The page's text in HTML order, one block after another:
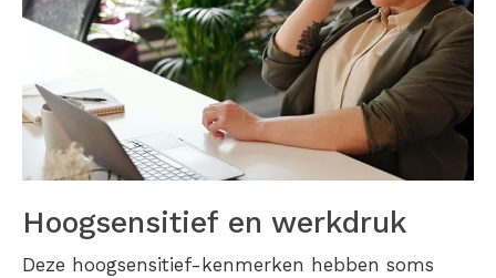
Hoogsensitief en werkdruk
Deze hoogsensitief-kenmerken hebben soms